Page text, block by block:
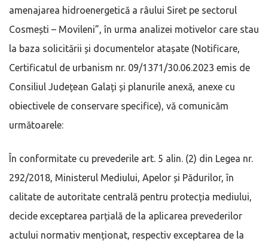
amenajarea hidroenergetică a râului Siret pe sectorul
Cosmești – Movileni”, în urma analizei motivelor care stau
la baza solicitării și documentelor atașate (Notificare,
Certificatul de urbanism nr. 09/1371/30.06.2023 emis de
Consiliul Județean Galați și planurile anexă, anexe cu
obiectivele de conservare specifice), vă comunicăm
următoarele:
În conformitate cu prevederile art. 5 alin. (2) din Legea nr.
292/2018, Ministerul Mediului, Apelor și Pădurilor, în
calitate de autoritate centrală pentru protecția mediului,
decide exceptarea parțială de la aplicarea prevederilor
actului normativ menționat, respectiv exceptarea de la